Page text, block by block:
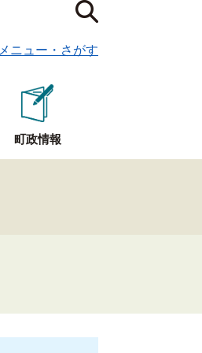
メニュー ・ さがす
町政情報